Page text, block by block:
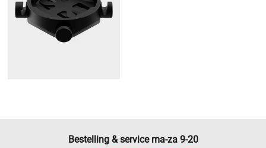
Bestelling & service ma-za 9-20